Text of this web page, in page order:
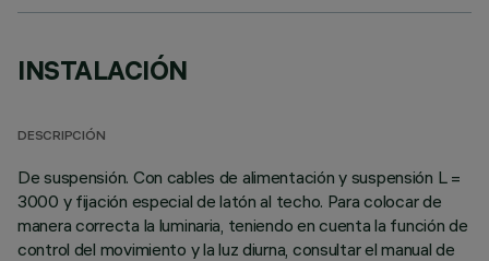
INSTALACIÓN
DESCRIPCIÓN
De suspensión. Con cables de alimentación y suspensión L =
3000 y fijación especial de latón al techo. Para colocar de
manera correcta la luminaria, teniendo en cuenta la función de
control del movimiento y la luz diurna, consultar el manual de